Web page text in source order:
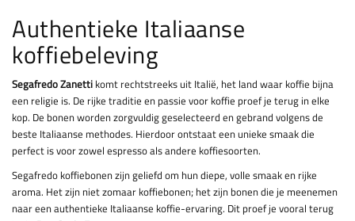
Authentieke Italiaanse
koffiebeleving
Segafredo Zanetti komt rechtstreeks uit Italië, het land waar koffie bijna
een religie is. De rijke traditie en passie voor koffie proef je terug in elke
kop. De bonen worden zorgvuldig geselecteerd en gebrand volgens de
beste Italiaanse methodes. Hierdoor ontstaat een unieke smaak die
perfect is voor zowel espresso als andere koffiesoorten.
Segafredo koffiebonen zijn geliefd om hun diepe, volle smaak en rijke
aroma. Het zijn niet zomaar koffiebonen; het zijn bonen die je meenemen
naar een authentieke Italiaanse koffie-ervaring. Dit proef je vooral terug